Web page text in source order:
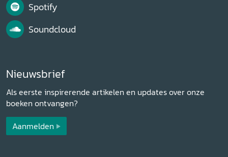
Spotify
Soundcloud
Nieuwsbrief
Als eerste inspirerende artikelen en updates over onze
boeken ontvangen?
Aanmelden